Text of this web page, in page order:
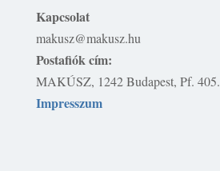
Kapcsolat
makusz@makusz.hu
Postafiók cím:
MAKÚSZ, 1242 Budapest, Pf. 405.
Impresszum